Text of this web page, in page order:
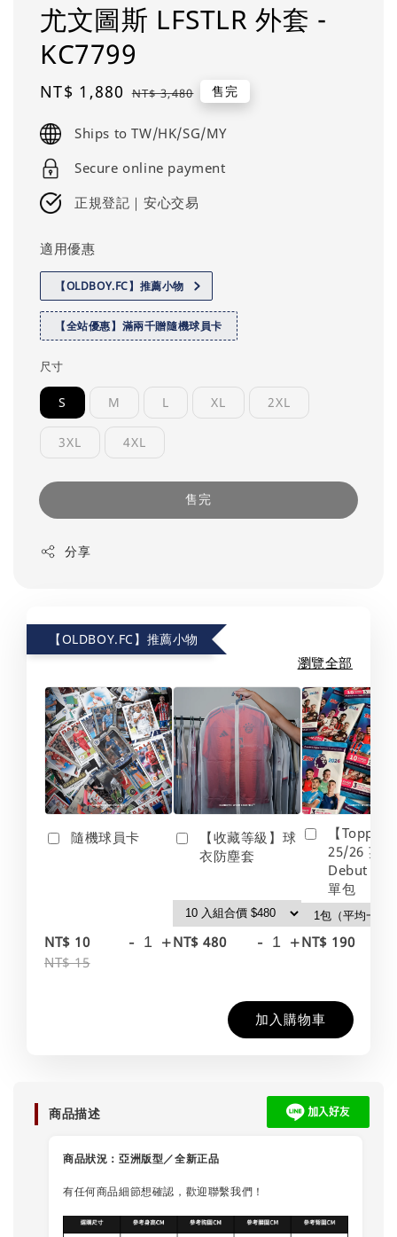
尤文圖斯 LFSTLR 外套 -
KC7799
Sale
NT$ 1,880 Regular
NT$ 3,480 售完
Ships to TW/HK/SG/MY
Secure online payment
正規登記｜安心交易
適用優惠
【OLDBOY.FC】推薦小物
【全站優惠】滿兩千贈隨機球員卡
尺寸
S M L XL 2XL
3XL 4XL
售完
分享
【OLDBOY.FC】推薦小物
瀏覽全部
隨機球員卡
NT$ 10
NT$ 15
- +
【收藏等級】球
衣防塵套
NT$ 480 - +
【Topps】
25/26 英
Debut
單包
NT$ 190
加入購物車
商品描述
商品狀況： 亞洲版型／全新正品
有任何商品細節想確認，歡迎聯繫我們！